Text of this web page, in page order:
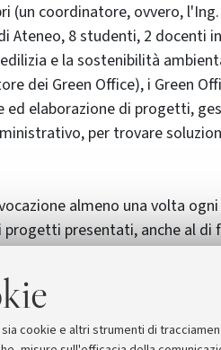
cookie e altri strumenti di
(un coordinatore, ovvero,
Ateneo, 8 studenti, 2 docenti
e la sostenibilità
dei Green Office), i Green
ed elaborazione di progetti,
per trovare
almeno una volta
presentati, anche al di